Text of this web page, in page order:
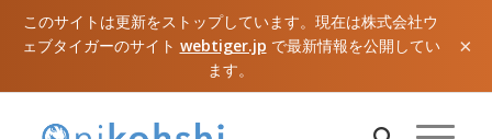
このサイトは更新をストップしています。現在は株式会社ウ
ェブタイガーのサイト webtiger.jp で最新情報を公開してい
ます。
×